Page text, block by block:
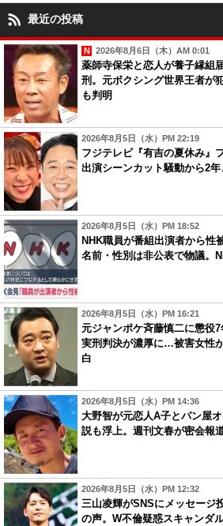
最近の投稿
2026年8月6日（木）AM 0:01
薬師寺保栄と恋人が養子縁組
刑。元ボクシング世界王者が
も判明
2026年8月5日（水）PM 22:19
フジテレビ『有吉の夏休み』
出演シーンカット騒動から2
2026年8月5日（水）PM 18:52
NHK職員が番組出演者から性
名前・性別は非公表で物議。
2026年8月5日（水）PM 16:21
元ジャンポケ斉藤慎二に懲役
実刑判決が濃厚に…被害女性
白
2026年8月5日（水）PM 14:36
大野智が元恋人A子とパン屋
説も浮上。週刊文春が密会報
2026年8月5日（水）PM 12:32
三山凌輝がSNSにメッセージ
の声。W不倫疑惑スキャンダ